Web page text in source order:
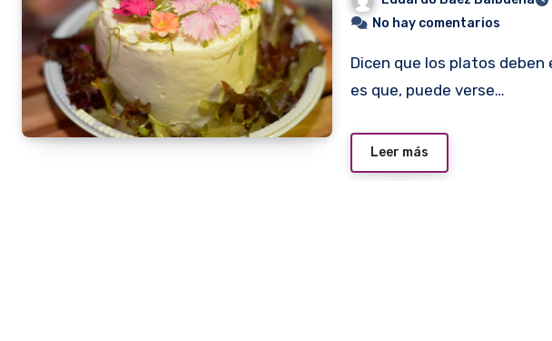
No hay comentarios
Dicen que los platos deben entrar primero por la vista. Así,
es que, puede verse…
Leer más